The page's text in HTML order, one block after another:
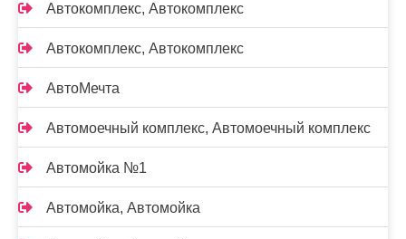
Автокомплекс, Автокомплекс
Автокомплекс, Автокомплекс
АвтоМечта
Автомоечный комплекс, Автомоечный комплекс
Автомойка №1
Автомойка, Автомойка